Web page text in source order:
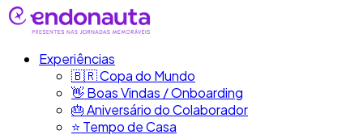
Experiências
🇧🇷​ Copa do Mundo
👋​ Boas Vindas / Onboarding
🎂​ Aniversário do Colaborador
⭐​ Tempo de Casa